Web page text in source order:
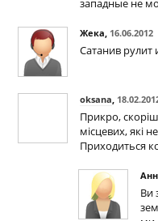
западные не
Жека, 16.06.2012
Сатанив рулит
oksana,
Прикро,
місцевих, які
Приходиться
Ви